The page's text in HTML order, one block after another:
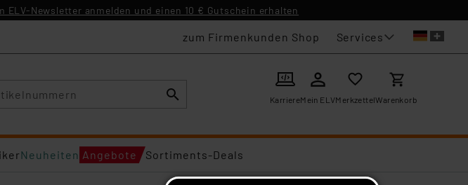
ELV-Newsletter anmelden und einen 10 € Gutschein erhalten
zum Firmenkunden Shop Services
KarriereMein ELVMerkzettelWarenkorb
Neuheiten Angebote Sortiments-Deals